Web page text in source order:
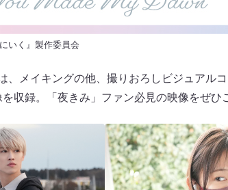
いく』製作委員会
、メイキングの他、撮りおろしビジュアル
収録。「夜きみ」ファン必見の映像をぜひ